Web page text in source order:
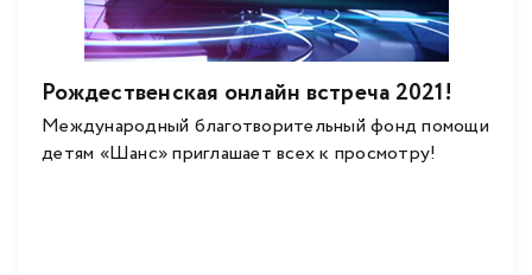
Рождественская онлайн встреча 2021!
Международный благотворительный фонд помощи
детям «Шанс» приглашает всех к просмотру!